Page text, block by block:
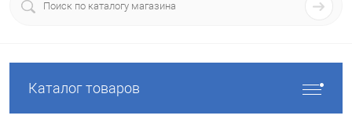
Каталог товаров